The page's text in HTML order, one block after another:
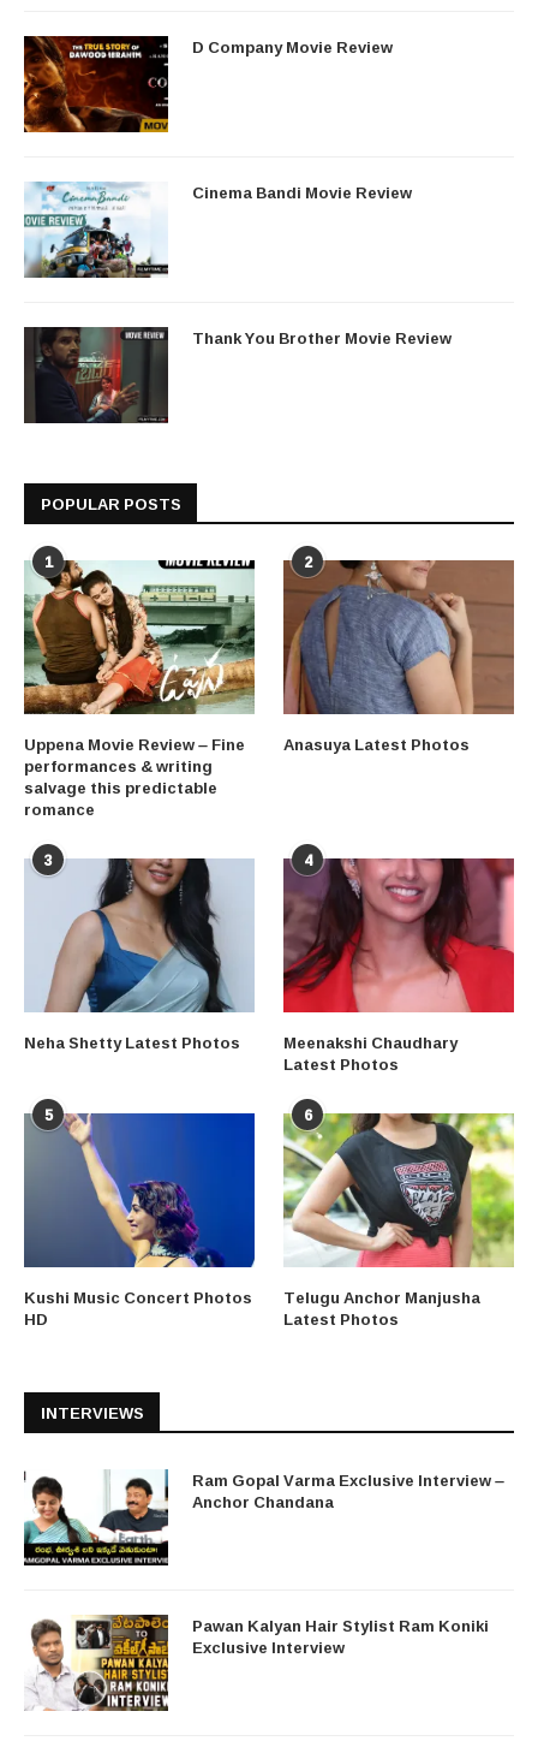
D Company Movie Review
Cinema Bandi Movie Review
Thank You Brother Movie Review
POPULAR POSTS
1
Uppena Movie Review – Fine
performances & writing
salvage this predictable
romance
2
Anasuya Latest Photos
3
Neha Shetty Latest Photos
4
Meenakshi Chaudhary
Latest Photos
5
Kushi Music Concert Photos
HD
6
Telugu Anchor Manjusha
Latest Photos
INTERVIEWS
Ram Gopal Varma Exclusive Interview –
Anchor Chandana
Pawan Kalyan Hair Stylist Ram Koniki
Exclusive Interview